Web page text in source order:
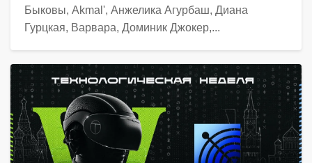
Быковы, Akmal', Анжелика Агурбаш, Диана
Гурцкая, Варвара, Доминик Джокер,...